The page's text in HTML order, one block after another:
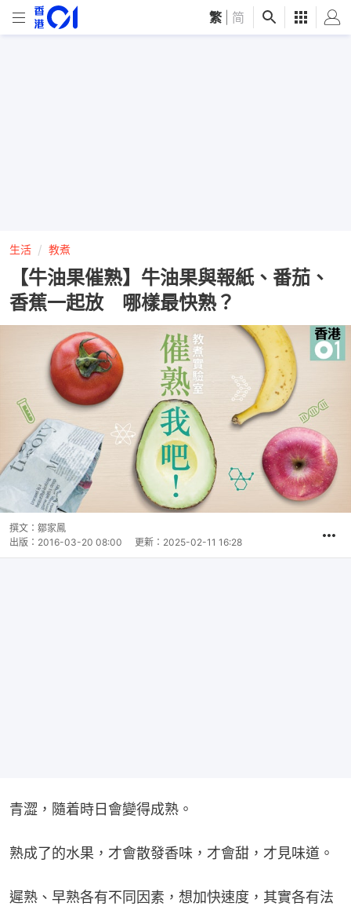
繁 简
生活 教煮
【牛油果催熟】牛油果與報紙、番茄、
香蕉一起放 哪樣最快熟？
撰文： 鄒家鳳
出版： 2016-03-20 08:00 更新： 2025-02-11 16:28
青澀，隨着時日會變得成熟。
熟成了的水果，才會散發香味，才會甜，才見味道。
遲熟、早熟各有不同因素，想加快速度，其實各有法